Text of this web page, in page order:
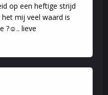
op een heftige strijd
mij veel waard is
?☺.. lieve